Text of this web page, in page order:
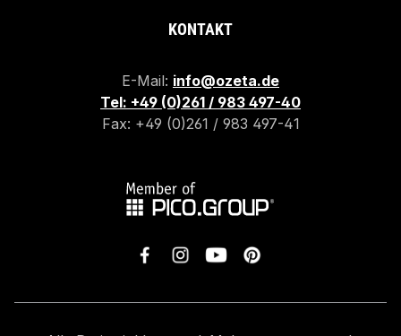
KONTAKT
E-Mail: info@ozeta.de
Tel: +49 (0)261 / 983 497-40
Fax: +49 (0)261 / 983 497-41